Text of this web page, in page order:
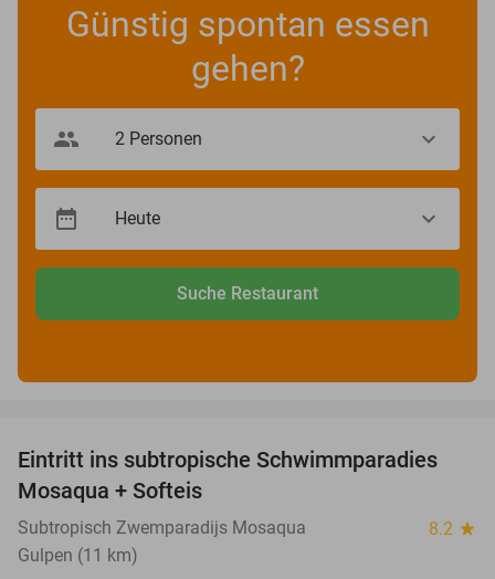
Günstig spontan essen
gehen?
Suche Restaurant
25%
Eintritt ins subtropische Schwimmparadies
Mosaqua + Softeis
Subtropisch Zwemparadijs Mosaqua 8.2 star
Gulpen (11 km)